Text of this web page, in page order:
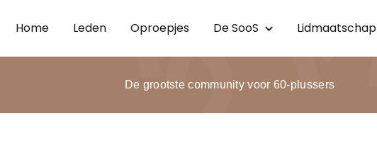
Home Leden Oproepjes deSooS Lidmaatschap
De grootste community voor 60-plussers